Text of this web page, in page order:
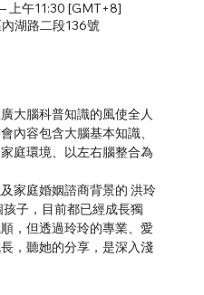
上午11:30 [GMT+8]
湖路二段136號
大腦科普知識的風使全人
內容包含大腦基本知識、
庭環境、以左右腦整合為
家庭婚姻諮商背景的 洪玲
子，目前都已經成長獨
，但透過玲玲的專業、愛
，聽她的分享，是深入淺